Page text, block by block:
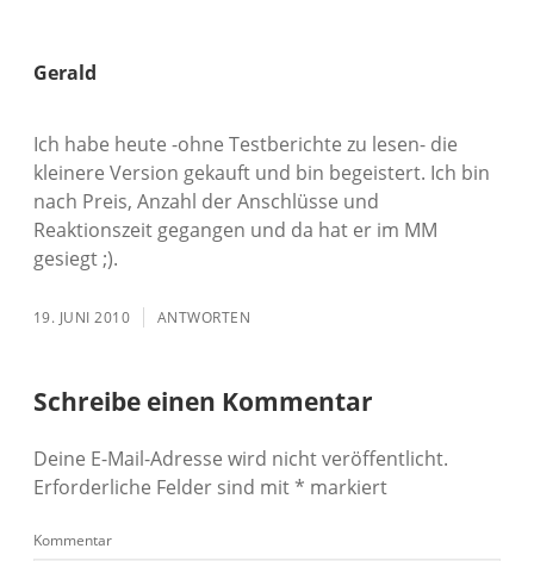
Gerald
Ich habe heute -ohne Testberichte zu lesen- die
kleinere Version gekauft und bin begeistert. Ich bin
nach Preis, Anzahl der Anschlüsse und
Reaktionszeit gegangen und da hat er im MM
gesiegt ;).
19. JUNI 2010 ANTWORTEN
Schreibe einen Kommentar
Deine E-Mail-Adresse wird nicht veröffentlicht.
Erforderliche Felder sind mit* markiert
Kommentar